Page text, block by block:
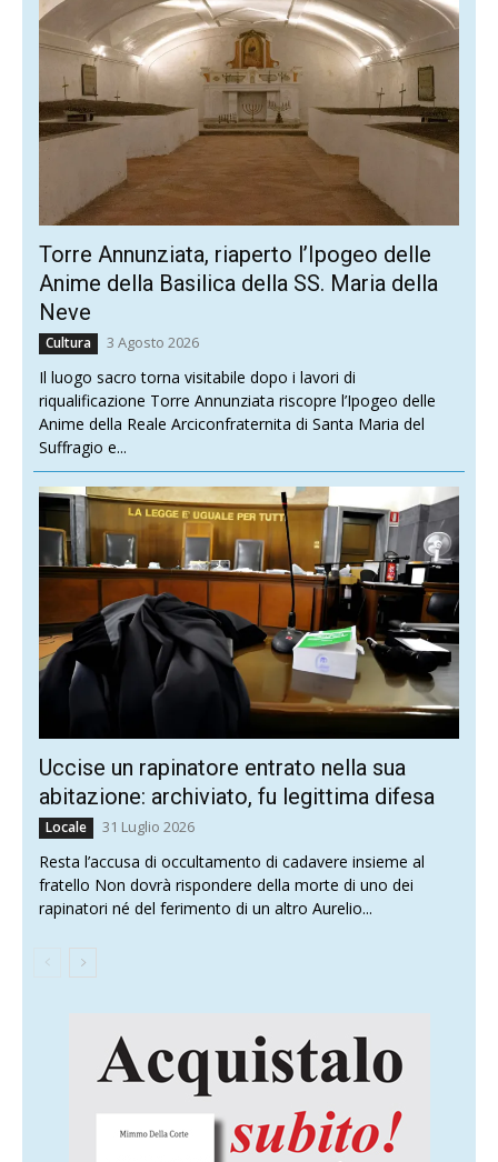
Torre Annunziata, riaperto l’Ipogeo delle
Anime della Basilica della SS. Maria della
Neve
Cultura 3 Agosto 2026
Il luogo sacro torna visitabile dopo i lavori di
riqualificazione Torre Annunziata riscopre l’Ipogeo delle
Anime della Reale Arciconfraternita di Santa Maria del
Suffragio e...
Uccise un rapinatore entrato nella sua
abitazione: archiviato, fu legittima difesa
Locale 31 Luglio 2026
Resta l’accusa di occultamento di cadavere insieme al
fratello Non dovrà rispondere della morte di uno dei
rapinatori né del ferimento di un altro Aurelio...